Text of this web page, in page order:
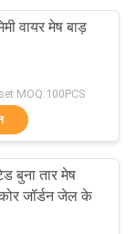
73
वायर मेष बाड़
MOQ:100PCS
बुना तार मेष
जॉर्डन जेल के